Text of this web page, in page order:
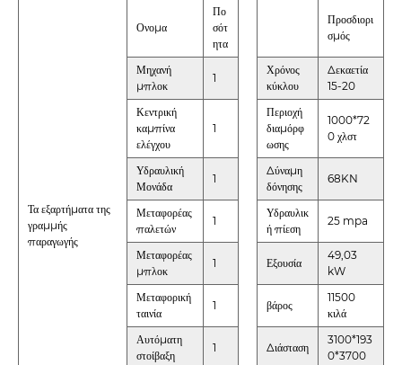
Τα εξαρτήματα της
γραμμής
παραγωγής
Ονομα
Πο
σότ
ητα
Προσδιορι
σμός
Μηχανή
μπλοκ
1
Χρόνος
κύκλου
Δεκαετία
15-20
Κεντρική
καμπίνα
ελέγχου
1
Περιοχή
διαμόρφ
ωσης
1000*72
0 χλστ
Υδραυλική
Μονάδα
1
Δύναμη
δόνησης
68KN
Μεταφορέας
παλετών
1
Υδραυλικ
ή πίεση
25 mpa
Μεταφορέας
μπλοκ
1 Εξουσία
49,03
kW
Μεταφορική
ταινία
1 βάρος
11500
κιλά
Αυτόματη
στοίβαξη
1 Διάσταση
3100*193
0*3700